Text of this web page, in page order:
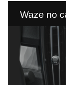
Waze no